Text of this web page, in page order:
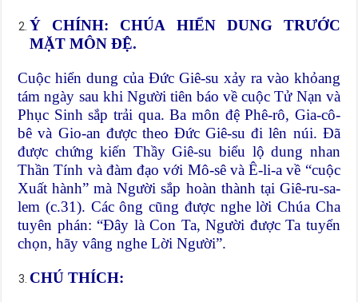
Ý CHÍNH: CHÚA HIỂN DUNG TRƯỚC
MẶT MÔN ĐỆ.
Cuộc hiển dung của Đức Giê-su xảy ra vào khỏang
tám ngày sau khi Người tiên báo về cuộc Tử Nạn và
Phục Sinh sắp trải qua. Ba môn đệ Phê-rô, Gia-cô-
bê và Gio-an được theo Đức Giê-su đi lên núi. Đã
được chứng kiến Thầy Giê-su biểu lộ dung nhan
Thần Tính và đàm đạo với Mô-sê và Ê-li-a về “cuộc
Xuất hành” mà Người sắp hoàn thành tại Giê-ru-sa-
lem (c.31). Các ông cũng được nghe lời Chúa Cha
tuyên phán: “Đây là Con Ta, Người được Ta tuyển
chọn, hãy vâng nghe Lời Người”.
CHÚ THÍCH: